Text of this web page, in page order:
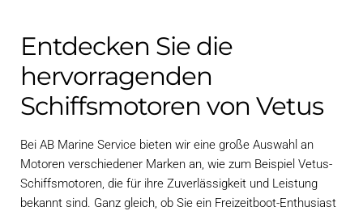
Entdecken Sie die
hervorragenden
Schiffsmotoren von Vetus
Bei AB Marine Service bieten wir eine große Auswahl an
Motoren verschiedener Marken an, wie zum Beispiel Vetus-
Schiffsmotoren, die für ihre Zuverlässigkeit und Leistung
bekannt sind. Ganz gleich, ob Sie ein Freizeitboot-Enthusiast